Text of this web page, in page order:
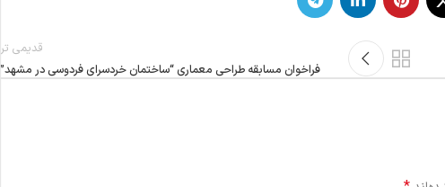
قدیمی تر
فراخوان مسابقه طراحی معماری “ساختمان خردسرای فردوسی در مشهد”